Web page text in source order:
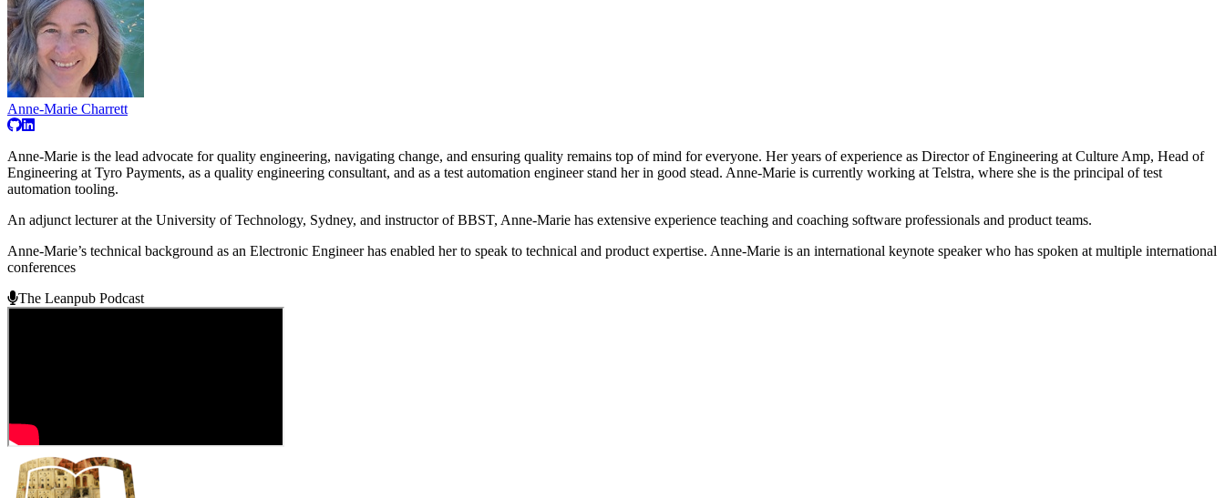
Anne-Marie Charrett
Anne-Marie is the lead advocate for quality engineering, navigating change, and ensuring quality remains top of mind for everyone. Her years of experience as Director of Engineering at Culture Amp, Head of
Engineering at Tyro Payments, as a quality engineering consultant, and as a test automation engineer stand her in good stead. Anne-Marie is currently working at Telstra, where she is the principal of test
automation tooling.
An adjunct lecturer at the University of Technology, Sydney, and instructor of BBST, Anne-Marie has extensive experience teaching and coaching software professionals and product teams.
Anne-Marie’s technical background as an Electronic Engineer has enabled her to speak to technical and product expertise. Anne-Marie is an international keynote speaker who has spoken at multiple international
conferences
The Leanpub Podcast